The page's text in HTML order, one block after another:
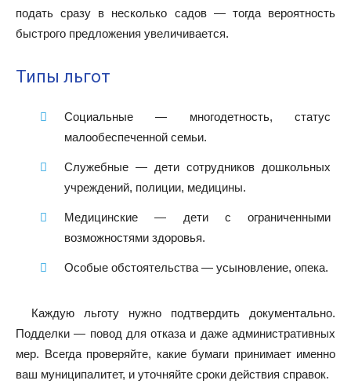
подать сразу в несколько садов — тогда вероятность
быстрого предложения увеличивается.
Типы льгот
Социальные — многодетность, статус
малообеспеченной семьи.
Служебные — дети сотрудников дошкольных
учреждений, полиции, медицины.
Медицинские — дети с ограниченными
возможностями здоровья.
Особые обстоятельства — усыновление, опека.
Каждую льготу нужно подтвердить документально.
Подделки — повод для отказа и даже административных
мер. Всегда проверяйте, какие бумаги принимает именно
ваш муниципалитет, и уточняйте сроки действия справок.